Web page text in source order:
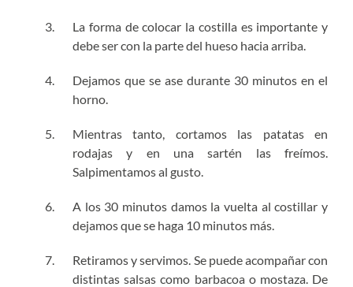
La forma de colocar la costilla es importante y
debe ser con la parte del hueso hacia arriba.
Dejamos que se ase durante 30 minutos en el
horno.
Mientras tanto, cortamos las patatas en
rodajas y en una sartén las freímos.
Salpimentamos al gusto.
A los 30 minutos damos la vuelta al costillar y
dejamos que se haga 10 minutos más.
Retiramos y servimos. Se puede acompañar con
distintas salsas como barbacoa o mostaza. De